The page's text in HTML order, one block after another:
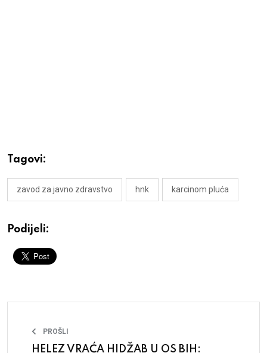
Tagovi:
zavod za javno zdravstvo hnk karcinom pluća
Podijeli:
PROŠLI
HELEZ VRAĆA HIDŽAB U OS BIH: